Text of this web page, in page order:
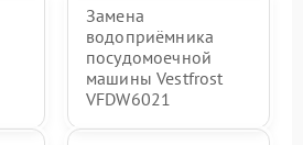
Замена
водоприёмника
посудомоечной
машины Vestfrost
VFDW6021